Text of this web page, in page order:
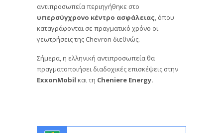
αντιπροσωπεία περιηγήθηκε στο
υπερσύγχρονο κέντρο ασφάλειας, όπου
καταγράφονται σε πραγματικό χρόνο οι
γεωτρήσεις της Chevron διεθνώς.
Σήμερα, η ελληνική αντιπροσωπεία θα
πραγματοποιήσει διαδοχικές επισκέψεις στην
ExxonMobil και τη Cheniere Energy.